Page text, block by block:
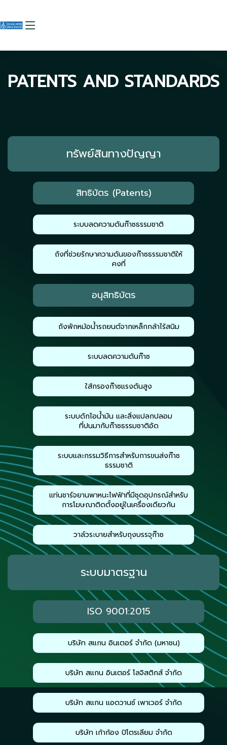
PATENTS AND STANDARDS
ทรัพย์สินทางปัญญา
สิทธิบัตร (Patents)
ระบบลดความดันก๊าซธรรมชาติ
ถังที่ช่วยรักษาความดันของก๊าซธรรมชาติให้
คงที่
อนุสิทธิบัตร
ถังพักหม้อน้ำรถยนต์จากเหล็กกล้าไร้สนิม
ระบบลดความดันก๊าซ
ใส้กรองก๊าซแรงดันสูง
ระบบดักไอน้ำมัน และสิ่งแปลกปลอม
ที่ปนมากับก๊าซธรรมชาติอัด
ระบบและกรรมวิธีการสำหรับการขนส่งก๊าซ
ธรรมชาติ
แท่นชาร์จยานพาหนะไฟฟ้าที่มีชุดอุปกรณ์สำหรับ
การโฆษณาติดตั้งอยู่ในเครื่องเดียวกัน
วาล์วระบายสำหรับถุงบรรจุก๊าซ
ระบบมาตรฐาน
ISO 9001:2015
บริษัท สแกน อินเตอร์ จำกัด (มหาชน)
บริษัท สแกน อินเตอร์ โลจิสติกส์ จำกัด
บริษัท สแกน แอดวานซ์ เพาเวอร์ จำกัด
บริษัท เก้าก้อง ปิโตรเลียม จำกัด